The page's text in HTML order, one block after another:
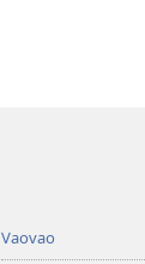
Vaovao